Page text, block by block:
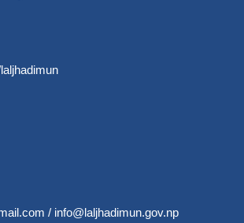
/ info@laljhadimun.gov.np